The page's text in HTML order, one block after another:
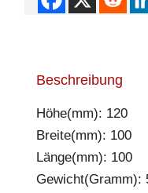
Beschreibung
Höhe(mm): 120
Breite(mm): 100
Länge(mm): 100
Gewicht(Gramm):